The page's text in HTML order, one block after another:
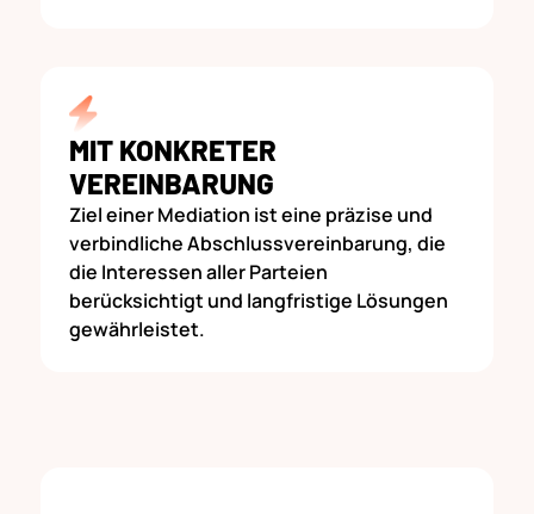
MIT KONKRETER
VEREINBARUNG
Ziel einer Mediation ist eine präzise und
verbindliche Abschlussvereinbarung, die
die Interessen aller Parteien
berücksichtigt und langfristige Lösungen
gewährleistet.